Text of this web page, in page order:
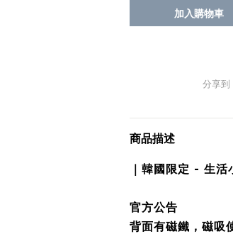
加入購物車
分享到
商品描述
｜韓國限定 - 生活
官方公告
背面有磁鐵，磁吸